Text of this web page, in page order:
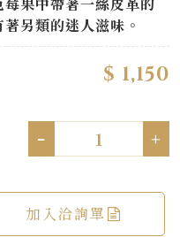
莓果中帶著一絲皮革的
另類的迷人滋味。
$ 1,150
- +
加入洽詢單